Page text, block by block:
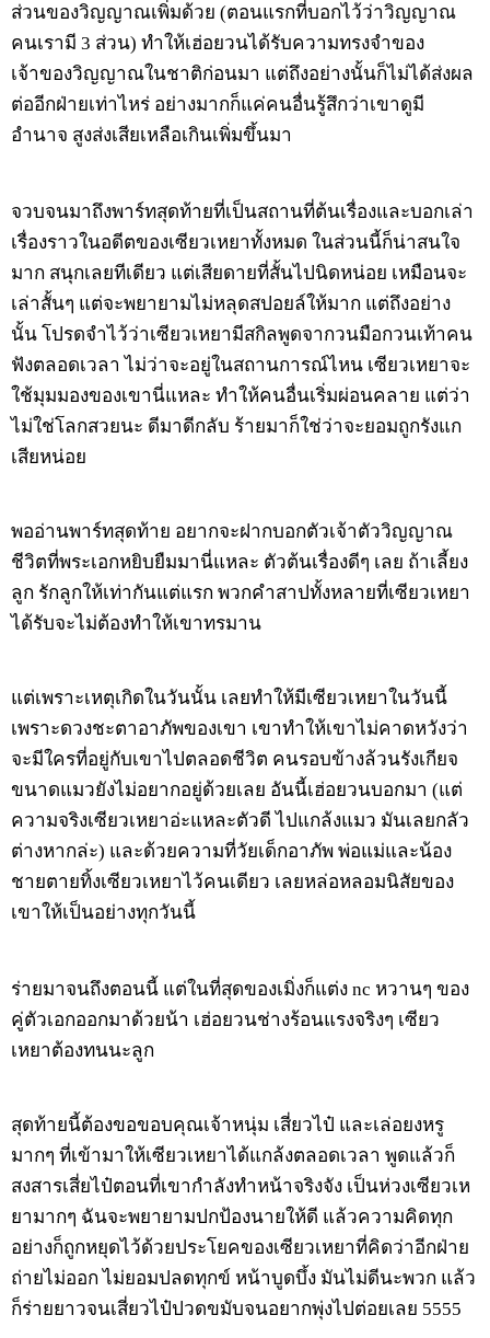
ส่วนของวิญญาณเพิ่มด้วย (ตอนแรกที่บอกไว้ว่าวิญญาณ
คนเรามี 3 ส่วน) ทำให้เฮ่อยวนได้รับความทรงจำของ
เจ้าของวิญญาณในชาติก่อนมา แต่ถึงอย่างนั้นก็ไม่ได้ส่งผล
ต่ออีกฝ่ายเท่าไหร่ อย่างมากก็แค่คนอื่นรู้สึกว่าเขาดูมี
อำนาจ สูงส่งเสียเหลือเกินเพิ่มขึ้นมา
จวบจนมาถึงพาร์ทสุดท้ายที่เป็นสถานที่ต้นเรื่องและบอกเล่า
เรื่องราวในอดีตของเซียวเหยาทั้งหมด ในส่วนนี้ก็น่าสนใจ
มาก สนุกเลยทีเดียว แต่เสียดายที่สั้นไปนิดหน่อย เหมือนจะ
เล่าสั้นๆ แต่จะพยายามไม่หลุดสปอยล์ให้มาก แต่ถึงอย่าง
นั้น โปรดจำไว้ว่าเซียวเหยามีสกิลพูดจากวนมือกวนเท้าคน
ฟังตลอดเวลา ไม่ว่าจะอยู่ในสถานการณ์ไหน เซียวเหยาจะ
ใช้มุมมองของเขานี่แหละ ทำให้คนอื่นเริ่มผ่อนคลาย แต่ว่า
ไม่ใช่โลกสวยนะ ดีมาดีกลับ ร้ายมาก็ใช่ว่าจะยอมถูกรังแก
เสียหน่อย
พออ่านพาร์ทสุดท้าย อยากจะฝากบอกตัวเจ้าตัววิญญาณ
ชีวิตที่พระเอกหยิบยืมมานี่แหละ ตัวต้นเรื่องดีๆ เลย ถ้าเลี้ยง
ลูก รักลูกให้เท่ากันแต่แรก พวกคำสาปทั้งหลายที่เซียวเหยา
ได้รับจะไม่ต้องทำให้เขาทรมาน
แต่เพราะเหตุเกิดในวันนั้น เลยทำให้มีเซียวเหยาในวันนี้
เพราะดวงชะตาอาภัพของเขา เขาทำให้เขาไม่คาดหวังว่า
จะมีใครที่อยู่กับเขาไปตลอดชีวิต คนรอบข้างล้วนรังเกียจ
ขนาดแมวยังไม่อยากอยู่ด้วยเลย อันนี้เฮ่อยวนบอกมา (แต่
ความจริงเซียวเหยาอ่ะแหละตัวดี ไปแกล้งแมว มันเลยกลัว
ต่างหากล่ะ) และด้วยความที่วัยเด็กอาภัพ พ่อแม่และน้อง
ชายตายทิ้งเซียวเหยาไว้คนเดียว เลยหล่อหลอมนิสัยของ
เขาให้เป็นอย่างทุกวันนี้
ร่ายมาจนถึงตอนนี้ แต่ในที่สุดของเมิ่งก็แต่ง nc หวานๆ ของ
คู่ตัวเอกออกมาด้วยน้า เฮ่อยวนช่างร้อนแรงจริงๆ เซียว
เหยาต้องทนนะลูก
สุดท้ายนี้ต้องขอขอบคุณเจ้าหนุ่ม เสี่ยวไป๋ และเล่อยงหรู
มากๆ ที่เข้ามาให้เซียวเหยาได้แกล้งตลอดเวลา พูดแล้วก็
สงสารเสี่ยไป๋ตอนที่เขากำลังทำหน้าจริงจัง เป็นห่วงเซียวเห
ยามากๆ ฉันจะพยายามปกป้องนายให้ดี แล้วความคิดทุก
อย่างก็ถูกหยุดไว้ด้วยประโยคของเซียวเหยาที่คิดว่าอีกฝ่าย
ถ่ายไม่ออก ไม่ยอมปลดทุกข์ หน้าบูดบึ้ง มันไม่ดีนะพวก แล้ว
ก็ร่ายยาวจนเสี่ยวไป๋ปวดขมับจนอยากพุ่งไปต่อยเลย 5555